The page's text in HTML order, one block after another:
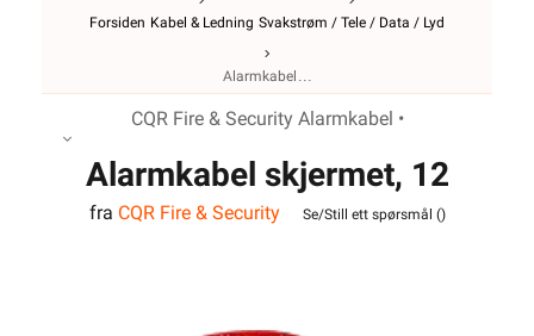
Forsiden Kabel & Ledning Svakstrøm / Tele / Data / Lyd
Alarmkabel
CQR Fire & Security Alarmkabel •
Alarmkabel skjermet, 12
leder
fra CQR Fire & Security Se/Still ett spørsmål ()